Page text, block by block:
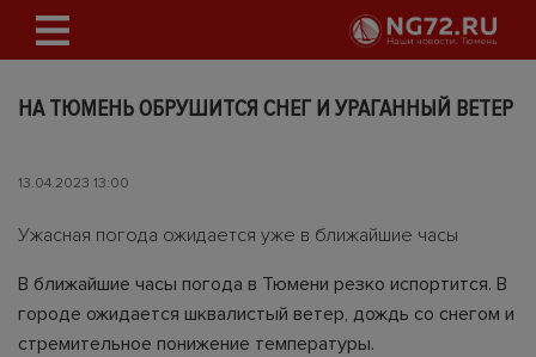
НА ТЮМЕНЬ ОБРУШИТСЯ СНЕГ И УРАГАННЫЙ ВЕТЕР
13.04.2023 13:00
Ужасная погода ожидается уже в ближайшие часы
В ближайшие часы погода в Тюмени резко испортится. В
городе ожидается шквалистый ветер, дождь со снегом и
стремительное понижение температуры.